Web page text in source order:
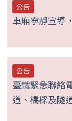
公告
車廂寧靜宣導
公告
臺鐵緊急聯絡
道、橋樑及隧